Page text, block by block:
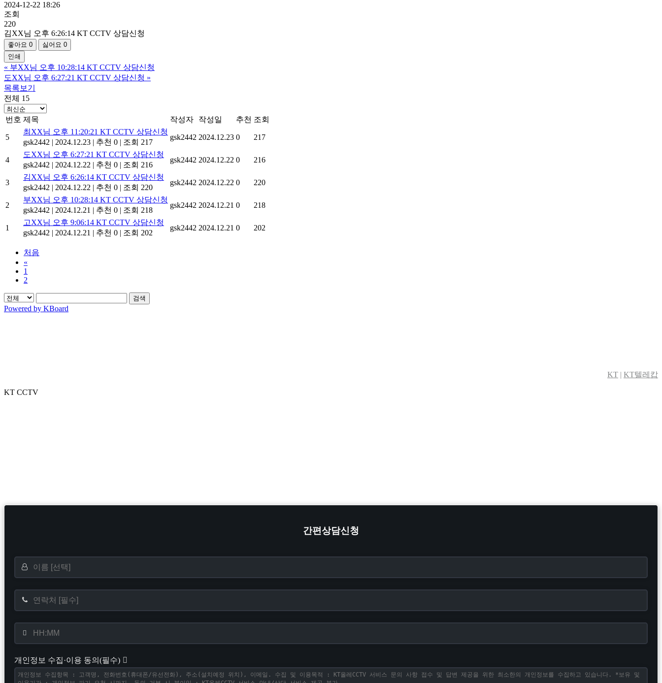
2024-12-22 18:26
조회
220
김XX님 오후 6:26:14 KT CCTV 상담신청
좋아요 0 싫어요 0
인쇄
« 부XX님 오후 10:28:14 KT CCTV 상담신청
도XX님 오후 6:27:21 KT CCTV 상담신청 »
목록보기
전체 15
번호 제목 작성자 작성일 추천 조회
5
최XX님 오후 11:20:21 KT CCTV 상담신청
gsk2442 | 2024.12.23 | 추천 0 | 조회 217
gsk2442 2024.12.23 0 217
4
도XX님 오후 6:27:21 KT CCTV 상담신청
gsk2442 | 2024.12.22 | 추천 0 | 조회 216
gsk2442 2024.12.22 0 216
3
김XX님 오후 6:26:14 KT CCTV 상담신청
gsk2442 | 2024.12.22 | 추천 0 | 조회 220
gsk2442 2024.12.22 0 220
2
부XX님 오후 10:28:14 KT CCTV 상담신청
gsk2442 | 2024.12.21 | 추천 0 | 조회 218
gsk2442 2024.12.21 0 218
1
고XX님 오후 9:06:14 KT CCTV 상담신청
gsk2442 | 2024.12.21 | 추천 0 | 조회 202
gsk2442 2024.12.21 0 202
처음
«
1
2
검색
Powered by KBoard
KT | KT텔레캅
KT CCTV
간편상담신청
개인정보 수집·이용 동의(필수)